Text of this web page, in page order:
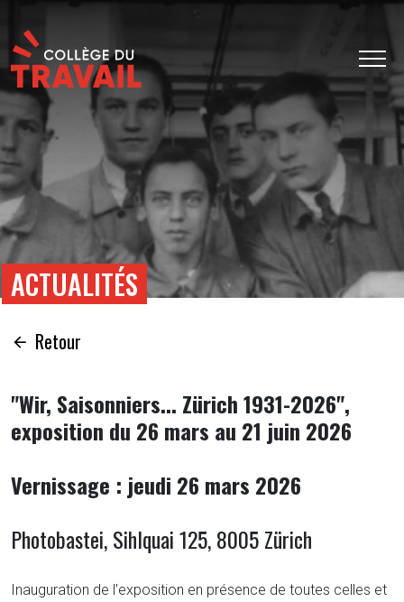
ACTUALITÉS
Retour
"Wir, Saisonniers... Zürich 1931-2026",
exposition du 26 mars au 21 juin 2026
Vernissage : jeudi 26 mars 2026
Photobastei, Sihlquai 125, 8005 Zürich
Inauguration de l'exposition en présence de toutes celles et